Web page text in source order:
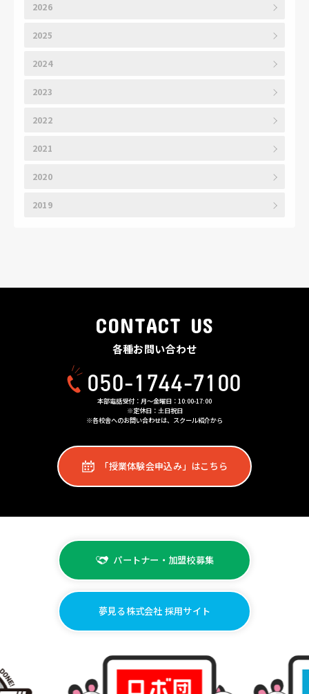
2026
2025
2024
2023
2022
2021
2020
2019
CONTACT US
各種お問い合わせ
050-1744-7100
本部電話受付：月〜金曜日：10:00-17:00
※定休日：土日祝日
※各校舎へのお問い合わせは、スクール紹介から
「授業体験会申込み」はこちら
パートナー・加盟校募集
夢見る株式会社 採用サイト